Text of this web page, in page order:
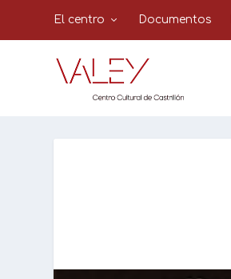
El centro Documentos